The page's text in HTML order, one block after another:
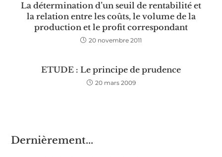
La détermination d’un seuil de rentabilité et
la relation entre les coûts, le volume de la
production et le profit correspondant
20 novembre 2011
ETUDE : Le principe de prudence
20 mars 2009
Dernièrement...